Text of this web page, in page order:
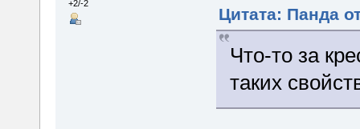
+2/-2
Цитата: Панда
Что-то за
таких